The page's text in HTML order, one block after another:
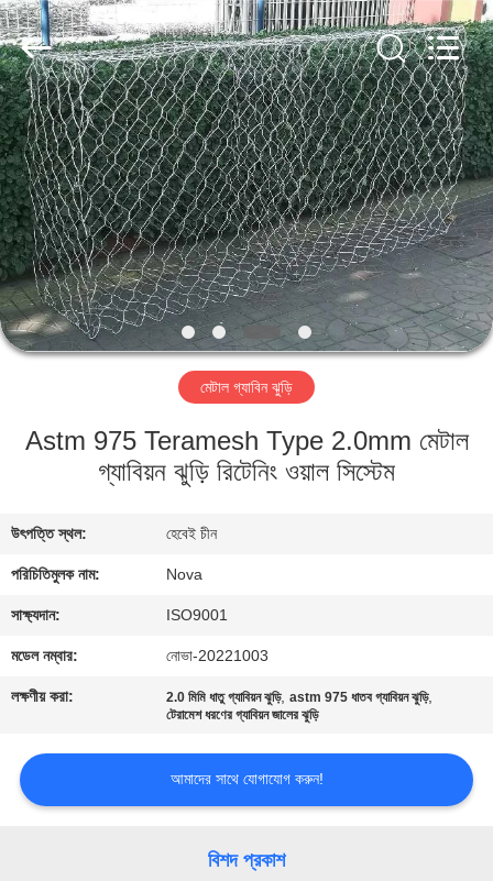
বাড়ি
পণ্য
ভিডিও
ভিআর
শো
আমাদের
কারখানা
পরিদর্শন
গুণমান
নিয়ন্ত্রণ
আমাদের
সাথে
Metal
Wire
Mesh
Products
Co.,
Ltd..
All
Rights
Reserved.
মেটাল গ্যাবিন ঝুড়ি
Astm 975 Teramesh Type 2.0mm মেটাল
গ্যাবিয়ন ঝুড়ি রিটেনিং ওয়াল সিস্টেম
উৎপত্তি স্থল: হেবেই চীন
পরিচিতিমুলক নাম: Nova
সাক্ষ্যদান: ISO9001
মডেল নম্বার: নোভা-20221003
লক্ষণীয় করা: 2.0 মিমি ধাতু গ্যাবিয়ন ঝুড়ি,astm 975 ধাতব গ্যাবিয়ন ঝুড়ি,
টেরামেশ ধরণের গ্যাবিয়ন জালের ঝুড়ি
আমাদের সাথে যোগাযোগ করুন!
বিশদ প্রকাশ